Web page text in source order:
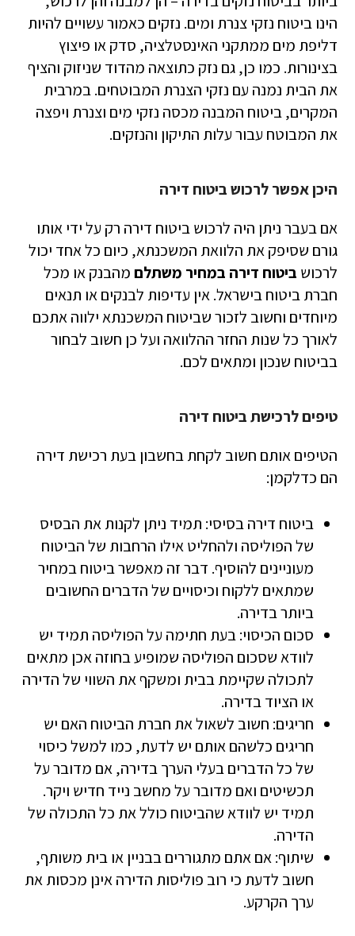
הינו ביטוח נזקי צנרת ומים. נזקים כאמור עשויים להיות
דליפת מים ממתקני האינסטלציה, סדק או פיצוץ
בצינורות. כמו כן, גם נזק כתוצאה מהדוד שניזוק והציף
את הבית נמנה עם נזקי הצנרת המבוטחים. במרבית
המקרים, ביטוח המבנה מכסה נזקי מים וצנרת ויפצה
את המבוטח עבור עלות התיקון והנזקים.
היכן אפשר לרכוש ביטוח דירה
אם בעבר ניתן היה לרכוש ביטוח דירה רק על ידי אותו
גורם שסיפק את הלוואת המשכנתא, כיום כל אחד יכול
לרכוש ביטוח דירה במחיר משתלםמהבנק או מכל
חברת ביטוח בישראל. אין עדיפות לבנקים או תנאים
מיוחדים וחשוב לזכור שביטוח המשכנתא ילווה אתכם
לאורך כל שנות החזר ההלוואה ועל כן חשוב לבחור
בביטוח שנכון ומתאים לכם.
טיפים לרכישת ביטוח דירה
הטיפים אותם חשוב לקחת בחשבון בעת רכישת דירה
הם כדלקמן:
ביטוח דירה בסיסי: תמיד ניתן לקנות את הבסיס
של הפוליסה ולהחליט אילו הרחבות של הביטוח
מעוניינים להוסיף. דבר זה מאפשר ביטוח במחיר
שמתאים ללקוח וכיסויים של הדברים החשובים
ביותר בדירה.
סכום הכיסוי: בעת חתימה על הפוליסה תמיד יש
לוודא שסכום הפוליסה שמופיע בחוזה אכן מתאים
לתכולה שקיימת בבית ומשקף את השווי של הדירה
או הציוד בדירה.
חריגים: חשוב לשאול את חברת הביטוח האם יש
חריגים כלשהם אותם יש לדעת, כמו למשל כיסוי
של כל הדברים בעלי הערך בדירה, אם מדובר על
תכשיטים ואם מדובר על מחשב נייד חדיש ויקר.
תמיד יש לוודא שהביטוח כולל את כל התכולה של
הדירה.
שיתוף: אם אתם מתגוררים בבניין או בית משותף,
חשוב לדעת כי רוב פוליסות הדירה אינן מכסות את
ערך הקרקע.